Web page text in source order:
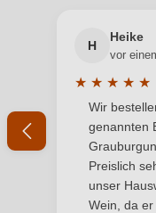
Rebsorte
Region
Säuregehalt in g/L
Ihre E-Mail-
Ihr Passwort
H
Heike
vor
★ ★ ★ ★ ★
Wir
genannten
Preislich
unser
Wein, da er